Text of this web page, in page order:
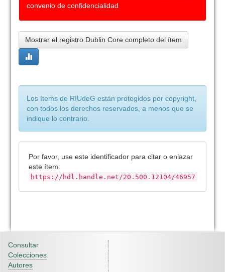
convenio de confidencialidad
Mostrar el registro Dublin Core completo del ítem
Los ítems de RIUdeG están protegidos por copyright,
con todos los derechos reservados, a menos que se
indique lo contrario.
Por favor, use este identificador para citar o enlazar
este ítem:
https://hdl.handle.net/20.500.12104/46957
Consultar
Colecciones
Autores